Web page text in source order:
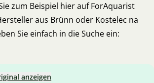
zum Beispiel hier auf ForAquarist
aus Brünn oder Kostelec na
Sie einfach in die Suche ein:
anzeigen